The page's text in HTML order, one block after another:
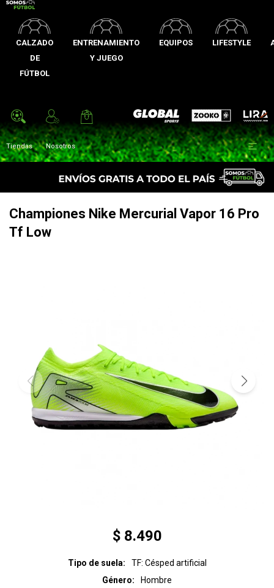
CALZADO
DE
FÚTBOL
ENTRENAMIENTO
Y JUEGO
EQUIPOS LIFESTYLE
Global Sports Zooko Lira
Tiendas Nosotros 
Championes Nike Mercurial Vapor 16 Pro
Tf Low
$ 8.490
Tipo de suela
TF: Césped artificial
Género
Hombre